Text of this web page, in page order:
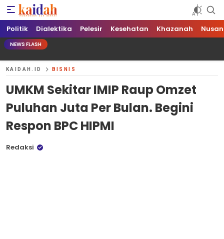
Kaidah.ID
Independen dan Berani
Politik Dialektika Pelesir Kesehatan Khazanah
NEWS FLASH
KAIDAH.ID BISNIS
UMKM Sekitar IMIP Raup Omzet
Puluhan Juta Per Bulan. Begini
Respon BPC HIPMI
Redaksi